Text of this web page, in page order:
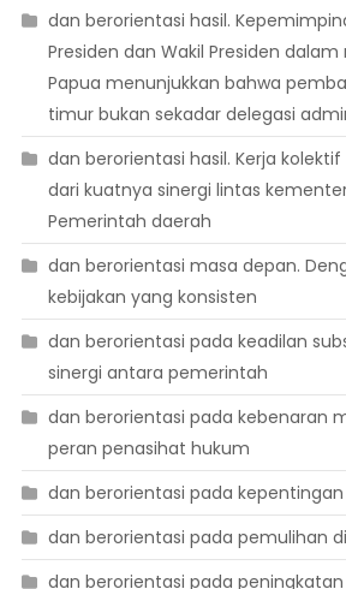
dan berorientasi hasil.
Presiden dan Wakil Presiden
Papua menunjukkan bahwa
timur bukan sekadar delegasi
dan berorientasi hasil. Kerja
dari kuatnya sinergi lintas
Pemerintah daerah
dan berorientasi masa depan.
kebijakan yang konsisten
dan berorientasi pada keadilan
sinergi antara pemerintah
dan berorientasi pada kebenaran
peran penasihat hukum
dan berorientasi pada
dan berorientasi pada pemulihan
dan berorientasi pada